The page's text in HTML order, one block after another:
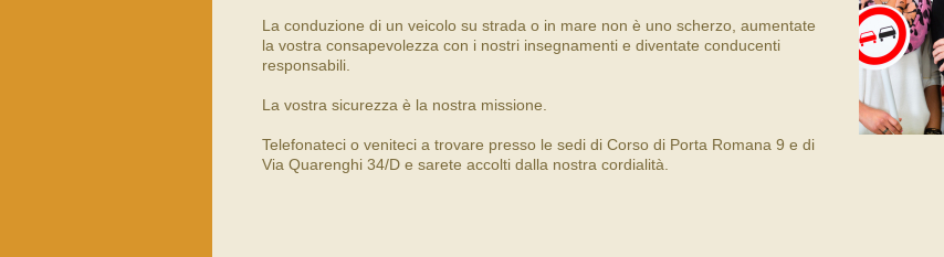
La conduzione di un veicolo su strada o in mare non è uno scherzo, aumentate
la vostra consapevolezza con i nostri insegnamenti e diventate conducenti
responsabili.
La vostra sicurezza è la nostra missione.
Telefonateci o veniteci a trovare presso le sedi di Corso di Porta Romana 9 e di
Via Quarenghi 34/D e sarete accolti dalla nostra cordialità.